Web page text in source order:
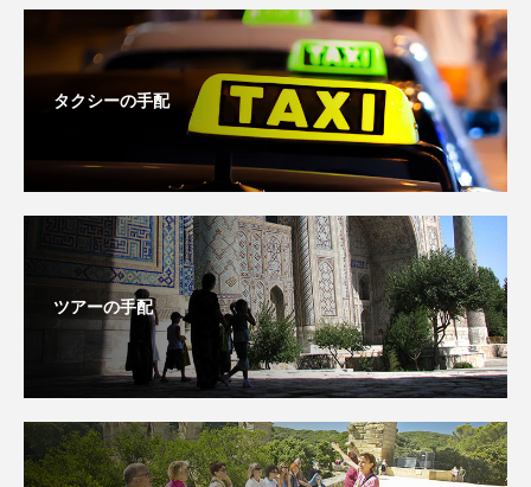
タクシーの手配
ツアーの手配